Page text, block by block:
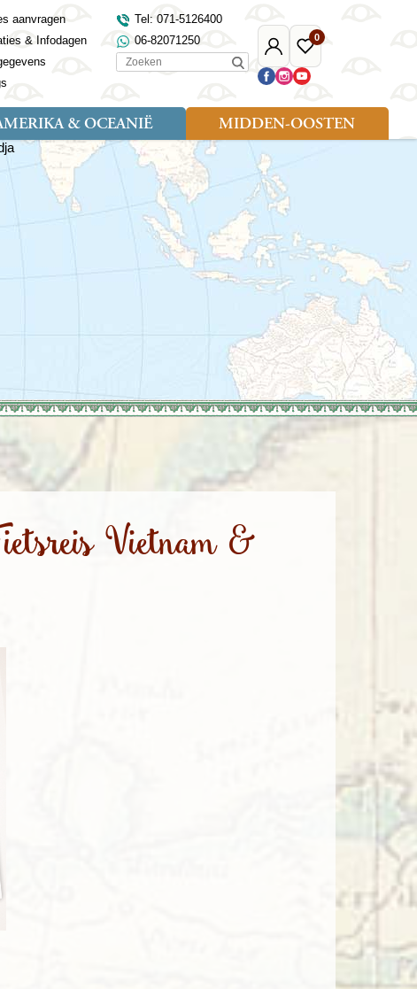
Mijn
Djoser
0
Favoriete
reizen
aanvragen
& Infodagen
Tel: 071-5126400
06-82071250
Zoeken
Griekenland
Noord-Macedonië
Noorwegen
Polen
Portugal
Roemenië
Sardinië
Verenigd Koninkrijk
Maleisië
Mongolië
Nepal
Oezbekistan
Singapore
Zuid-Korea
& OCEANIË
Landen
Nieuw-Zeeland
Verenigde Staten
MIDDEN-OOSTEN
Soort reizen
Familiereis (9)
Fietsreis (1)
Landen
Egypte
Jordanië
Marokko
Oman
Saoedi-Arabië
Tunesië
Turkije
Vietnam &